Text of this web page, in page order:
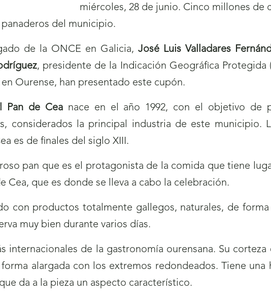
miércoles, 28 de junio. Cinco millones de
del municipio.
de la ONCE en Galicia, José Luis Valladares
, presidente de la Indicación Geográfica Protegida
Ourense, han presentado este cupón.
Pan de Cea nace en el año 1992, con el objetivo de
considerados la principal industria de este municipio.
es de finales del siglo XIII.
pan que es el protagonista de la comida que tiene
Cea, que es donde se lleva a cabo la celebración.
con productos totalmente gallegos, naturales, de
muy bien durante varios días.
internacionales de la gastronomía ourensana. Su
alargada con los extremos redondeados. Tiene
da a la pieza un aspecto característico.